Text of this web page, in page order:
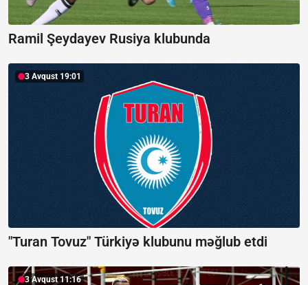
Ramil Şeydayev Rusiya klubunda
3 Avqust 19:01
"Turan Tovuz" Türkiyə klubunu məğlub etdi
3 Avqust 11:16